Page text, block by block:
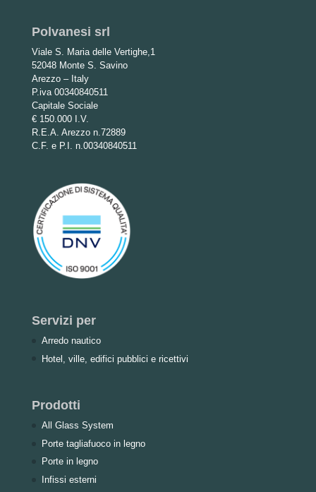
Polvanesi srl
Viale S. Maria delle Vertighe,1
52048 Monte S. Savino
Arezzo – Italy
P.iva 00340840511
Capitale Sociale
€ 150.000 I.V.
R.E.A. Arezzo n.72889
C.F. e P.I. n.00340840511
Servizi per
Arredo nautico
Hotel, ville, edifici pubblici e ricettivi
Prodotti
All Glass System
Porte tagliafuoco in legno
Porte in legno
Infissi esterni